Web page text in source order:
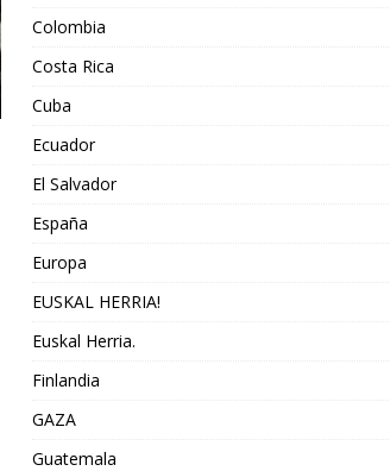
Colombia
Costa Rica
Cuba
Ecuador
El Salvador
España
Europa
EUSKAL HERRIA!
Euskal Herria.
Finlandia
GAZA
Guatemala